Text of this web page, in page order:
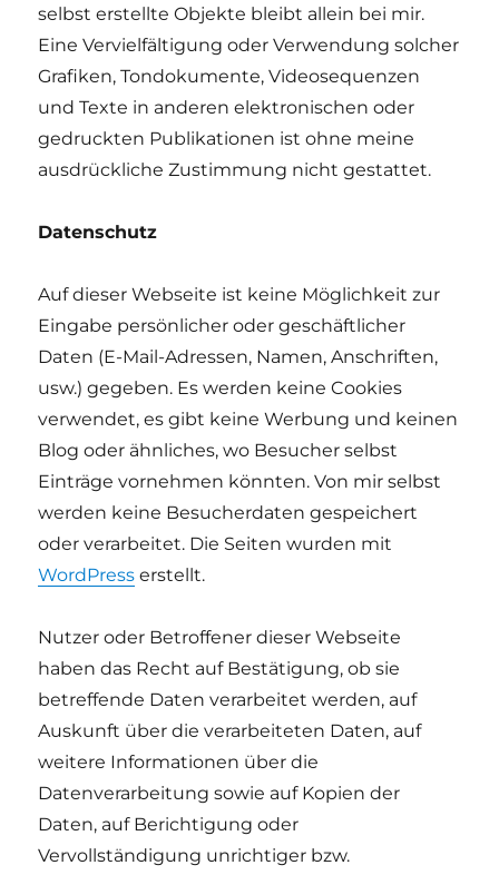
selbst erstellte Objekte bleibt allein bei mir.
Eine Vervielfältigung oder Verwendung solcher
Grafiken, Tondokumente, Videosequenzen
und Texte in anderen elektronischen oder
gedruckten Publikationen ist ohne meine
ausdrückliche Zustimmung nicht gestattet.
Datenschutz
Auf dieser Webseite ist keine Möglichkeit zur
Eingabe persönlicher oder geschäftlicher
Daten (E-Mail-Adressen, Namen, Anschriften,
usw.) gegeben. Es werden keine Cookies
verwendet, es gibt keine Werbung und keinen
Blog oder ähnliches, wo Besucher selbst
Einträge vornehmen könnten. Von mir selbst
werden keine Besucherdaten gespeichert
oder verarbeitet. Die Seiten wurden mit
WordPress erstellt.
Nutzer oder Betroffener dieser Webseite
haben das Recht auf Bestätigung, ob sie
betreffende Daten verarbeitet werden, auf
Auskunft über die verarbeiteten Daten, auf
weitere Informationen über die
Datenverarbeitung sowie auf Kopien der
Daten, auf Berichtigung oder
Vervollständigung unrichtiger bzw.